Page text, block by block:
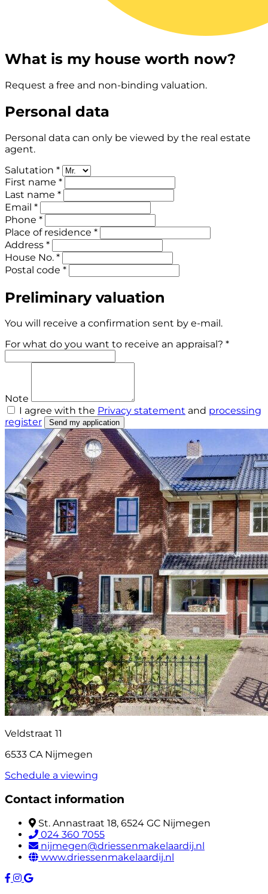
What is my house worth now?
Request a free and non-binding valuation.
Personal data
Personal data can only be viewed by the real estate
agent.
Salutation *
First name *
Last name *
Email *
Phone *
Place of residence *
Address *
House No. *
Postal code *
Preliminary valuation
You will receive a confirmation sent by e-mail.
For what do you want to receive an appraisal? *
Note
I agree with the Privacy statement and processing
register
Send my application
Veldstraat 11
6533 CA Nijmegen
Schedule a viewing
Contact information
St. Annastraat 18, 6524 GC Nijmegen
024 360 7055
nijmegen@driessenmakelaardij.nl
www.driessenmakelaardij.nl